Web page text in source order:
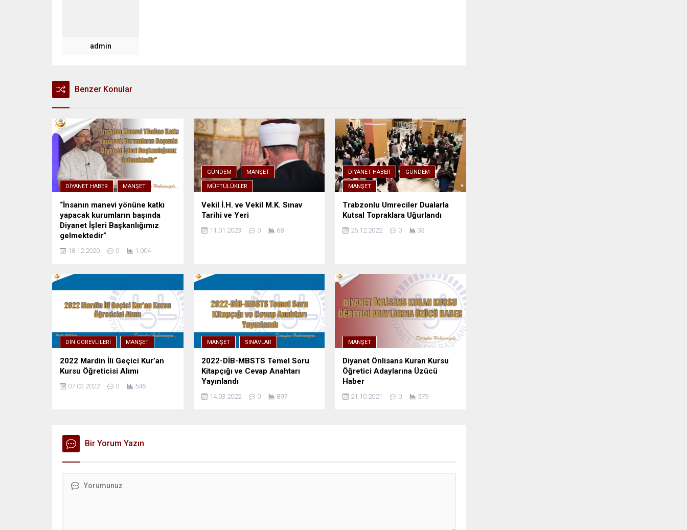
admin
Benzer Konular
DIYANET HABER MANŞET
“İnsanın manevi yönüne katkı
yapacak kurumların başında
Diyanet İşleri Başkanlığımız
gelmektedir”
18.12.2020 0 1.004
GÜNDEM MANŞET
MÜFTÜLÜKLER
Vekil İ.H. ve Vekil M.K. Sınav
Tarihi ve Yeri
11.01.2023 0 68
DIYANET HABER GÜNDEM
MANŞET
Trabzonlu Umreciler Dualarla
Kutsal Topraklara Uğurlandı
26.12.2022 0 33
DIN GÖREVLILERI MANŞET
2022 Mardin İli Geçici Kur’an
Kursu Öğreticisi Alımı
07.03.2022 0 546
MANŞET SINAVLAR
2022-DİB-MBSTS Temel Soru
Kitapçığı ve Cevap Anahtarı
Yayınlandı
14.03.2022 0 897
MANŞET
Diyanet Önlisans Kuran Kursu
Öğretici Adaylarına Üzücü
Haber
21.10.2021 0 579
Bir Yorum Yazın